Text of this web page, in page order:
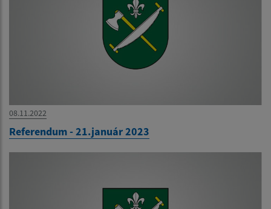
08.11.2022
Referendum - 21.január 2023